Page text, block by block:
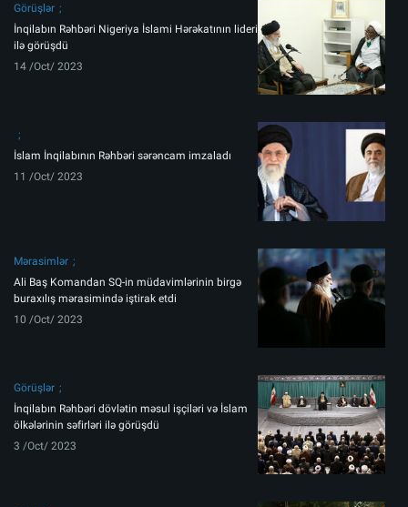
Görüşlər
İnqilabın Rəhbəri Nigeriya İslami Hərəkatının lideri
ilə görüşdü
14 /Oct/ 2023
İslam İnqilabının Rəhbəri sərəncam imzaladı
11 /Oct/ 2023
Mərasimlər
Ali Baş Komandan SQ-in müdavimlərinin birgə
buraxılış mərasimində iştirak etdi
10 /Oct/ 2023
Görüşlər
İnqilabın Rəhbəri dövlətin məsul işçiləri və İslam
ölkələrinin səfirləri ilə görüşdü
3 /Oct/ 2023